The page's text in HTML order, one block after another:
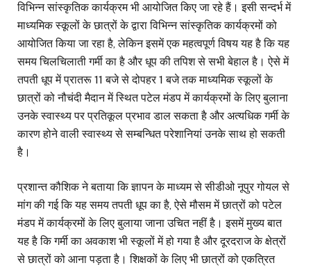
विभिन्न सांस्कृतिक कार्यक्रम भी आयोजित किए जा रहे हैं। इसी सन्दर्भ में
माध्यमिक स्कूलों के छात्रों के द्वारा विभिन्न सांस्कृतिक कार्यक्रमों को
आयोजित किया जा रहा है, लेकिन इसमें एक महत्वपूर्ण विषय यह है कि यह
समय चिलचिलाती गर्मी का है और धूप की तपिश से सभी बेहाल है। ऐसे में
तपती धूप में प्रातरू 11 बजे से दोपहर 1 बजे तक माध्यमिक स्कूलों के
छात्रों को नौचंदी मैदान में स्थित पटेल मंडप में कार्यक्रमों के लिए बुलाना
उनके स्वास्थ्य पर प्रतिकूल प्रभाव डाल सकता है और अत्यधिक गर्मी के
कारण होने वाली स्वास्थ्य से सम्बन्धित परेशानियां उनके साथ हो सकती
है।
प्रशान्त कौशिक ने बताया कि ज्ञापन के माध्यम से सीडीओ नूपुर गोयल से
मांग की गई कि यह समय तपती धूप का है, ऐसे मौसम में छात्रों को पटेल
मंडप में कार्यक्रमों के लिए बुलाया जाना उचित नहीं है। इसमें मुख्य बात
यह है कि गर्मी का अवकाश भी स्कूलों में हो गया है और दूरदराज के क्षेत्रों
से छात्रों को आना पड़ता है। शिक्षकों के लिए भी छात्रों को एकत्रित